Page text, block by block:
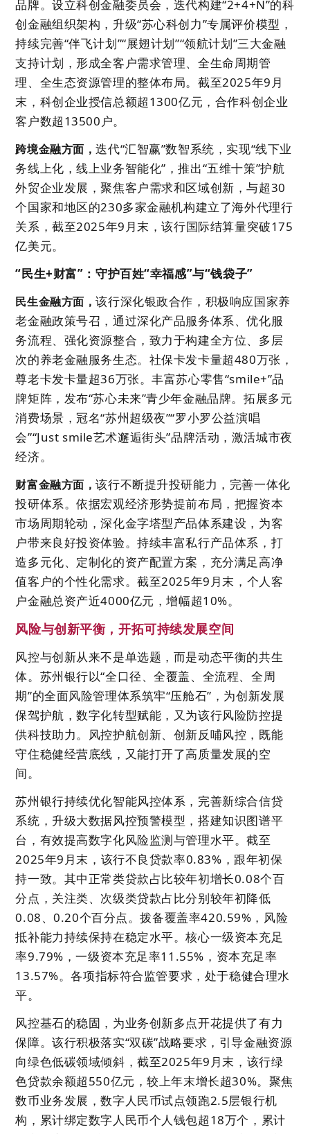
品牌。设立科创金融委员会，迭代构建“2+4+N”的科
创金融组织架构，升级“苏心科创力”专属评价模型，
持续完善“伴飞计划”“展翅计划”“领航计划”三大金融
支持计划，形成全客户需求管理、全生命周期管
理、全生态资源管理的整体布局。截至2025年9月
末，科创企业授信总额超1300亿元，合作科创企业
客户数超13500户。
跨境金融方面，迭代“汇智赢”数智系统，实现“线下业
务线上化，线上业务智能化”，推出“五维十策”护航
外贸企业发展，聚焦客户需求和区域创新，与超30
个国家和地区的230多家金融机构建立了海外代理行
关系，截至2025年9月末，该行国际结算量突破175
亿美元。
“民生+财富”：守护百姓“幸福感”与“钱袋子”
民生金融方面，该行深化银政合作，积极响应国家养
老金融政策号召，通过深化产品服务体系、优化服
务流程、强化资源整合，致力于构建全方位、多层
次的养老金融服务生态。社保卡发卡量超480万张，
尊老卡发卡量超36万张。丰富苏心零售“smile+”品
牌矩阵，发布“苏心未来”青少年金融品牌。拓展多元
消费场景，冠名“苏州超级夜”“罗小罗公益演唱
会”“Just smile艺术邂逅街头”品牌活动，激活城市夜
经济。
财富金融方面，该行不断提升投研能力，完善一体化
投研体系。依据宏观经济形势提前布局，把握资本
市场周期轮动，深化金字塔型产品体系建设，为客
户带来良好投资体验。持续丰富私行产品体系，打
造多元化、定制化的资产配置方案，充分满足高净
值客户的个性化需求。截至2025年9月末，个人客
户金融总资产近4000亿元，增幅超10%。
风险与创新平衡，开拓可持续发展空间
风控与创新从来不是单选题，而是动态平衡的共生
体。苏州银行以“全口径、全覆盖、全流程、全周
期”的全面风险管理体系筑牢“压舱石”，为创新发展
保驾护航，数字化转型赋能，又为该行风险防控提
供科技助力。风控护航创新、创新反哺风控，既能
守住稳健经营底线，又能打开了高质量发展的空
间。
苏州银行持续优化智能风控体系，完善新综合信贷
系统，升级大数据风控预警模型，搭建知识图谱平
台，有效提高数字化风险监测与管理水平。截至
2025年9月末，该行不良贷款率0.83%，跟年初保
持一致。其中正常类贷款占比较年初增长0.08个百
分点，关注类、次级类贷款占比分别较年初降低
0.08、0.20个百分点。拨备覆盖率420.59%，风险
抵补能力持续保持在稳定水平。核心一级资本充足
率9.79%，一级资本充足率11.55%，资本充足率
13.57%。各项指标符合监管要求，处于稳健合理水
平。
风控基石的稳固，为业务创新多点开花提供了有力
保障。该行积极落实“双碳”战略要求，引导金融资源
向绿色低碳领域倾斜，截至2025年9月末，该行绿
色贷款余额超550亿元，较上年末增长超30%。聚焦
数币业务发展，数字人民币试点领跑2.5层银行机
构，累计绑定数字人民币个人钱包超18万个，累计